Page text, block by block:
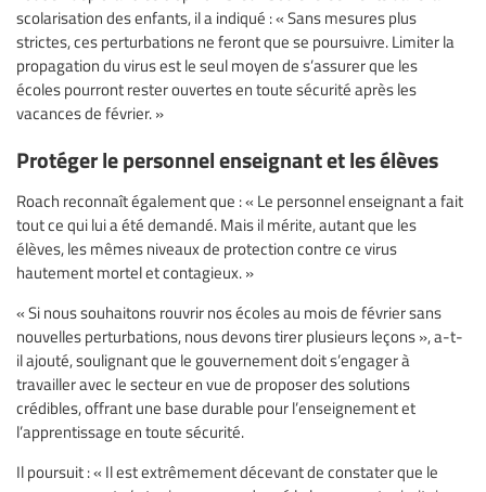
scolarisation des enfants, il a indiqué : « Sans mesures plus
strictes, ces perturbations ne feront que se poursuivre. Limiter la
propagation du virus est le seul moyen de s’assurer que les
écoles pourront rester ouvertes en toute sécurité après les
vacances de février. »
Protéger le personnel enseignant et les élèves
Roach reconnaît également que : « Le personnel enseignant a fait
tout ce qui lui a été demandé. Mais il mérite, autant que les
élèves, les mêmes niveaux de protection contre ce virus
hautement mortel et contagieux. »
« Si nous souhaitons rouvrir nos écoles au mois de février sans
nouvelles perturbations, nous devons tirer plusieurs leçons », a-t-
il ajouté, soulignant que le gouvernement doit s’engager à
travailler avec le secteur en vue de proposer des solutions
crédibles, offrant une base durable pour l’enseignement et
l’apprentissage en toute sécurité.
Il poursuit : « Il est extrêmement décevant de constater que le